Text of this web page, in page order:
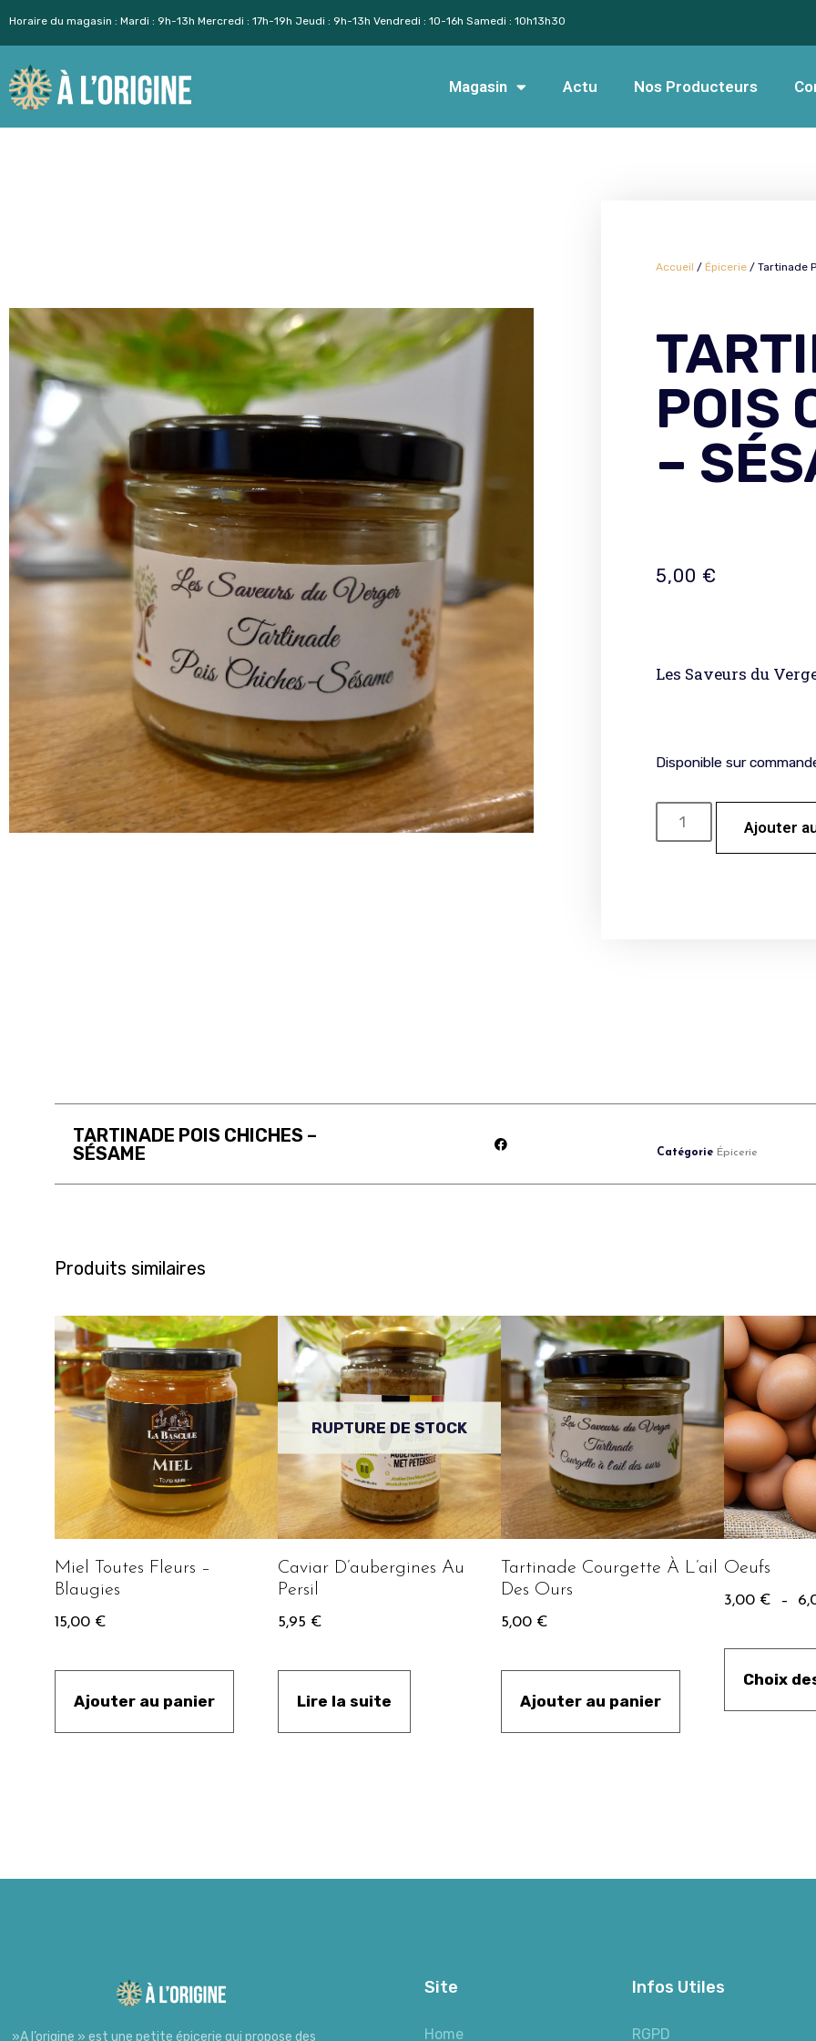
Aller
au
contenu
Horaire du magasin : Mardi : 9h-13h Mercredi : 17h-19h Jeudi : 9h-13h Vendredi : 10-16h Samedi : 10h13h30
Magasin Actu Nos Producteurs
Accueil / Épicerie / Tartinade
POIS
–
5,00 €
Les Saveurs du
Disponible sur
Ajouter
TARTINADE POIS CHICHES –
SÉSAME
Catégorie Épicerie
Produits similaires
Miel Toutes Fleurs –
Blaugies
15,00 €
Ajouter au panier
RUPTURE DE STOCK
Caviar D’aubergines Au
Persil
5,95 €
Lire la suite
Tartinade Courgette À L’ail
Des Ours
5,00 €
Ajouter au panier
Oeufs
3,00 € –
Choix
»A l’origine » est une petite épicerie qui propose des
Site
Home
Infos Utiles
RGPD